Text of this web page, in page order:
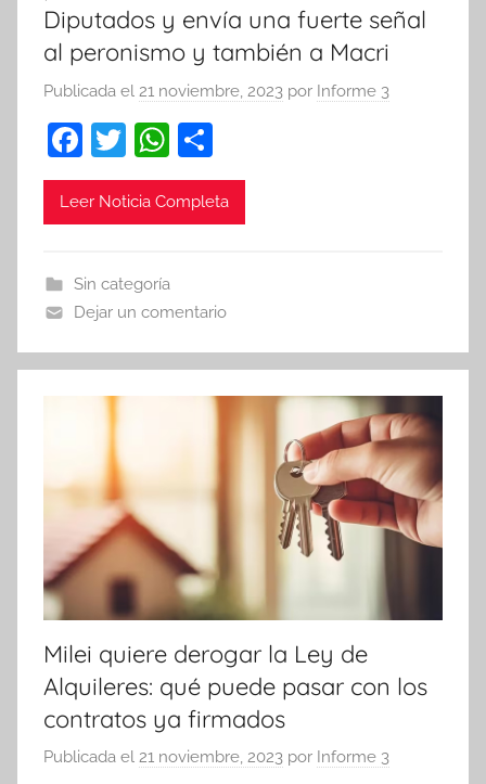
Diputados y envía una fuerte señal
al peronismo y también a Macri
Publicada el 21 noviembre, 2023 por Informe 3
F
a
c
b
o
o
k
T
w
itt
W
h
at
A
p
p
o
m
tir
Leer Noticia Completa
Sin categoría
Dejar un comentario
Milei quiere derogar la Ley de
Alquileres: qué puede pasar con los
contratos ya firmados
Publicada el 21 noviembre, 2023 por Informe 3